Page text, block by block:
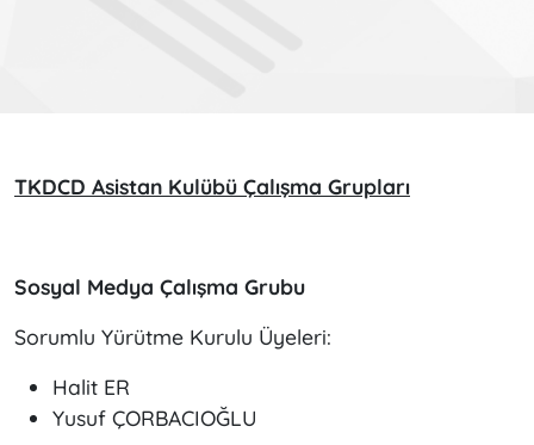
TKDCD Asistan Kulübü Çalışma Grupları
Sosyal Medya Çalışma Grubu
Sorumlu Yürütme Kurulu Üyeleri:
Halit ER
Yusuf ÇORBACIOĞLU